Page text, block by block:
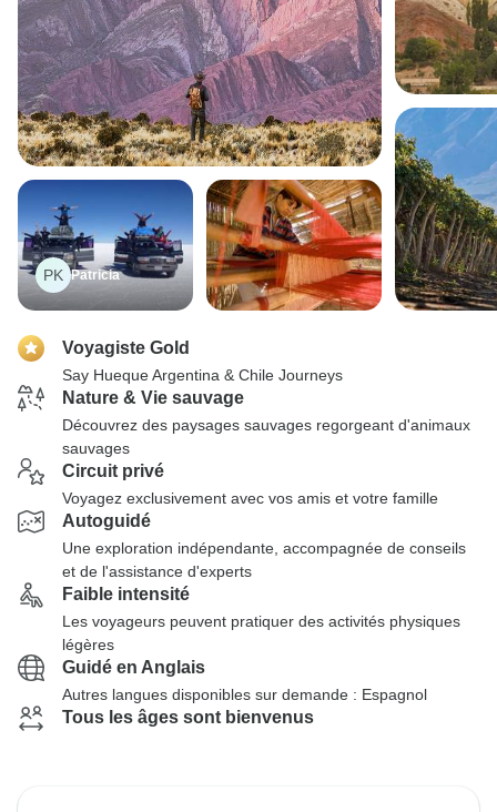
PK Patricia
Voyagiste Gold
Say Hueque Argentina & Chile Journeys
Nature & Vie sauvage
Découvrez des paysages sauvages regorgeant d'animaux
sauvages
Circuit privé
Voyagez exclusivement avec vos amis et votre famille
Autoguidé
Une exploration indépendante, accompagnée de conseils
et de l'assistance d'experts
Faible intensité
Les voyageurs peuvent pratiquer des activités physiques
légères
Guidé en Anglais
Autres langues disponibles sur demande : Espagnol
Tous les âges sont bienvenus